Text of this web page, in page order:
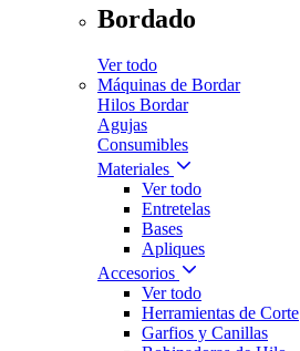
Bordado
Ver todo
Máquinas de Bordar
Hilos Bordar
Agujas
Consumibles
Materiales
Ver todo
Entretelas
Bases
Apliques
Accesorios
Ver todo
Herramientas de Corte
Garfios y Canillas